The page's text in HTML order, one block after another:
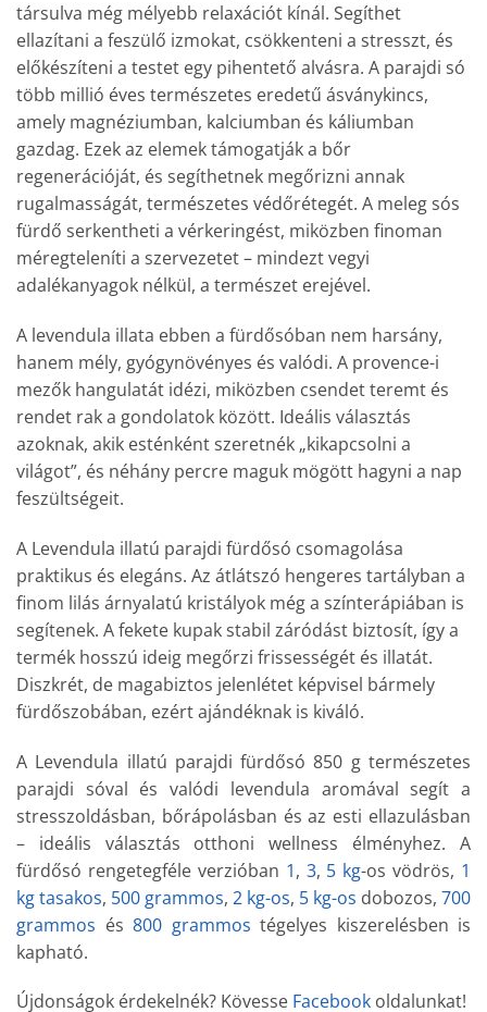
társulva még mélyebb relaxációt kínál. Segíthet
ellazítani a feszülő izmokat, csökkenteni a stresszt, és
előkészíteni a testet egy pihentető alvásra. A parajdi só
több millió éves természetes eredetű ásványkincs,
amely magnéziumban, kalciumban és káliumban
gazdag. Ezek az elemek támogatják a bőr
regenerációját, és segíthetnek megőrizni annak
rugalmasságát, természetes védőrétegét. A meleg sós
fürdő serkentheti a vérkeringést, miközben finoman
méregteleníti a szervezetet – mindezt vegyi
adalékanyagok nélkül, a természet erejével.
A levendula illata ebben a fürdősóban nem harsány,
hanem mély, gyógynövényes és valódi. A provence-i
mezők hangulatát idézi, miközben csendet teremt és
rendet rak a gondolatok között. Ideális választás
azoknak, akik esténként szeretnék „kikapcsolni a
világot”, és néhány percre maguk mögött hagyni a nap
feszültségeit.
A Levendula illatú parajdi fürdősó csomagolása
praktikus és elegáns. Az átlátszó hengeres tartályban a
finom lilás árnyalatú kristályok még a színterápiában is
segítenek. A fekete kupak stabil záródást biztosít, így a
termék hosszú ideig megőrzi frissességét és illatát.
Diszkrét, de magabiztos jelenlétet képvisel bármely
fürdőszobában, ezért ajándéknak is kiváló.
A Levendula illatú parajdi fürdősó 850 g természetes
parajdi sóval és valódi levendula aromával segít a
stresszoldásban, bőrápolásban és az esti ellazulásban
– ideális választás otthoni wellness élményhez. A
fürdősó rengetegféle verzióban 1, 3, 5 kg-os vödrös, 1
kg tasakos, 500 grammos, 2 kg-os, 5 kg-os dobozos, 700
grammos és 800 grammos tégelyes kiszerelésben is
kapható.
Újdonságok érdekelnék? Kövesse Facebook oldalunkat!